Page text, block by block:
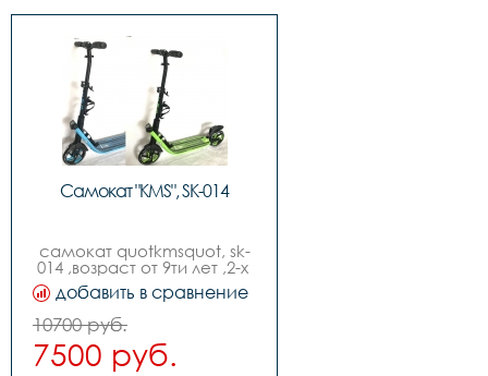
Самокат "KMS", SK-014
самокат quotkmsquot, sk-
014 ,возраст от 9ти лет ,2-х
колесный ,двухцветные
колеса - новый
дизайн,диаметр колес
210мм,руль с
регулировкой, изогнутый
quotbird typequot
добавить в сравнение
10700 руб.
7500 руб.